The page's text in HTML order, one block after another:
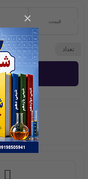
× قیمت
تعداد